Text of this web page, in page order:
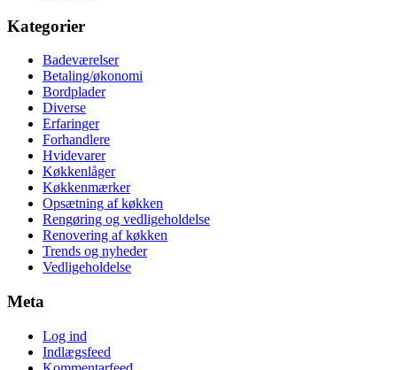
Kategorier
Badeværelser
Betaling/økonomi
Bordplader
Diverse
Erfaringer
Forhandlere
Hvidevarer
Køkkenlåger
Køkkenmærker
Opsætning af køkken
Rengøring og vedligeholdelse
Renovering af køkken
Trends og nyheder
Vedligeholdelse
Meta
Log ind
Indlægsfeed